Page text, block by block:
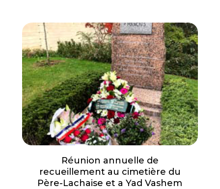
Réunion annuelle de
recueillement au cimetière du
Père-Lachaise et a Yad Vashem